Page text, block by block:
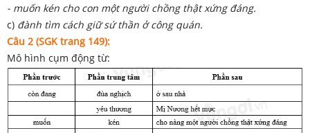
- muốn kén cho con một người chồng thật xứng đáng.
c) đành tìm cách giữ sứ thần ở công quán.
Câu 2 (SGK trang 149):
Mô hình cụm động từ: